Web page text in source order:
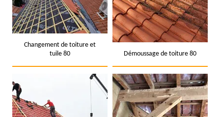
Changement de toiture et
tuile 80
Démoussage de toiture 80